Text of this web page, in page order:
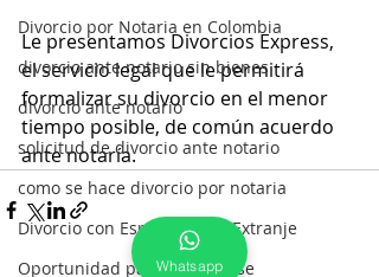
Divorcio por Notaria en Colombia
divorcio ante notario sin bienes
divorcio ante notario
solicitud de divorcio ante notario
como se hace divorcio por notaria
Divorcio con Esposos en el Extranje
Oportunidad para divorciarse
Le presentamos Divorcios Express,
el servicio legal que le permitirá
formalizar su divorcio en el menor
tiempo posible, de común acuerdo
ante notaría.
Whatsapp